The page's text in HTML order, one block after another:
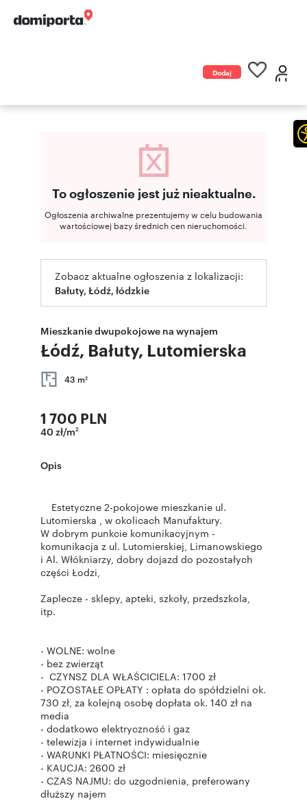
Dodaj
To ogłoszenie jest już nieaktualne.
Ogłoszenia archiwalne prezentujemy w celu budowania
wartościowej bazy średnich cen nieruchomości.
Zobacz aktualne ogłoszenia z lokalizacji:
Bałuty, Łódź, łódzkie
Mieszkanie dwupokojowe na wynajem
Łódź, Bałuty, Lutomierska
43 m2
1 700 PLN
40 zł/m2
Opis
Estetyczne 2-pokojowe mieszkanie ul.
Lutomierska , w okolicach Manufaktury.
W dobrym punkcie komunikacyjnym -
komunikacja z ul. Lutomierskiej, Limanowskiego
i Al. Włókniarzy, dobry dojazd do pozostałych
części Łodzi,
Zaplecze - sklepy, apteki, szkoły, przedszkola,
itp.
- WOLNE: wolne
- bez zwierząt
- CZYNSZ DLA WŁAŚCICIELA: 1700 zł
- POZOSTAŁE OPŁATY : opłata do spółdzielni ok.
730 zł, za kolejną osobę dopłata ok. 140 zł na
media
- dodatkowo elektryczność i gaz
- telewizja i internet indywidualnie
- WARUNKI PŁATNOŚCI: miesięcznie
- KAUCJA: 2600 zł
- CZAS NAJMU: do uzgodnienia, preferowany
dłuższy najem